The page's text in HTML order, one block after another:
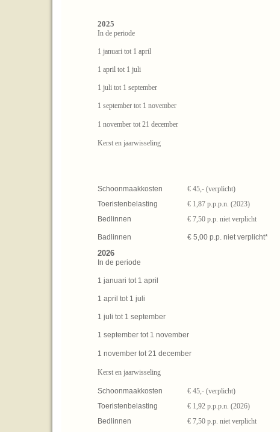
2025
In de periode
1 januari tot 1 april
1 april tot 1 juli
1 juli tot 1 september
1 september tot 1 november
1 november tot 21 december
Kerst en jaarwisseling
Schoonmaakkosten
€ 45,- (verplicht)
Toeristenbelasting
€ 1,87 p.p.p.n. (2023)
Bedlinnen
Badlinnen
€ 7,50 p.p. niet verplicht
€ 5,00 p.p. niet verplicht*
2026
In de periode
1 januari tot 1 april
1 april tot 1 juli
1 juli tot 1 september
1 september tot 1 november
1 november tot 21 december
Kerst en jaarwisseling
Schoonmaakkosten
€ 45,- (verplicht)
Toeristenbelasting
€ 1,92 p.p.p.n. (2026)
Bedlinnen
€ 7,50 p.p. niet verplicht